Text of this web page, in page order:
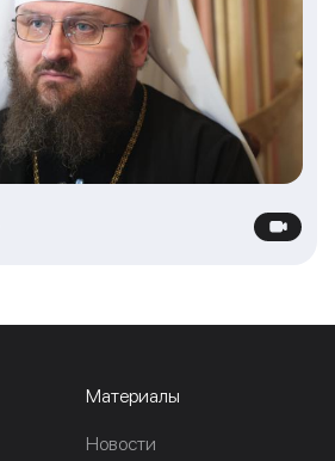
Материалы
Новости